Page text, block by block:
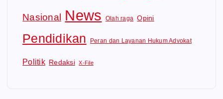
Nasional News Olah raga Opini
Pendidikan Peran dan Layanan Hukum Advokat
Politik Redaksi X-File